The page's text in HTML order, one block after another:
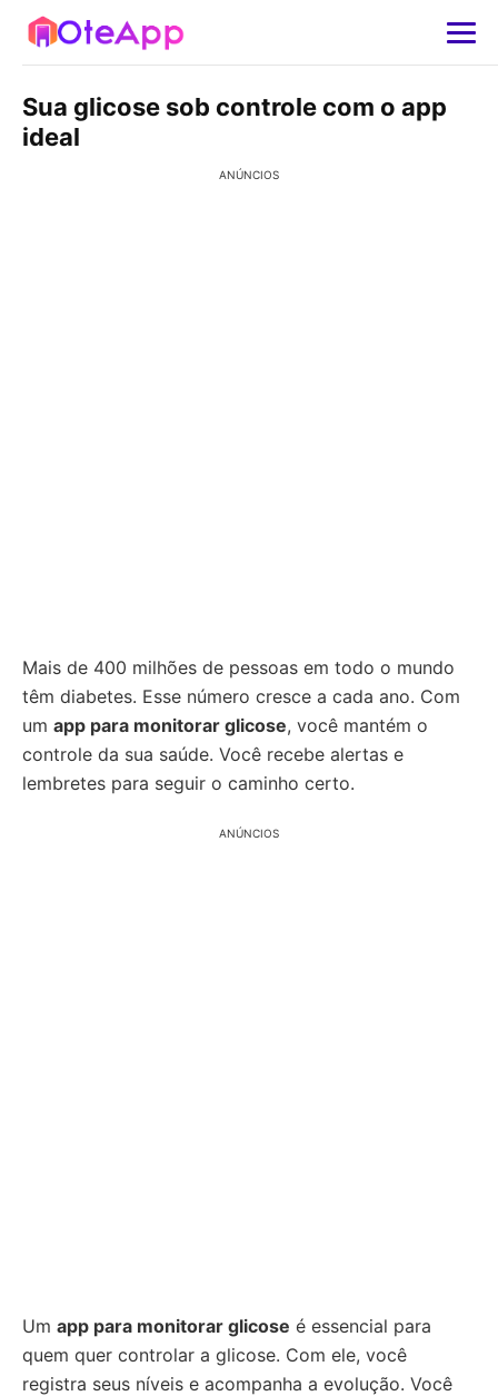
Sua glicose sob controle com o app
ideal
ANÚNCIOS
Mais de 400 milhões de pessoas em todo o mundo
têm diabetes. Esse número cresce a cada ano. Com
um app para monitorar glicose, você mantém o
controle da sua saúde. Você recebe alertas e
lembretes para seguir o caminho certo.
ANÚNCIOS
Um app para monitorar glicose é essencial para
quem quer controlar a glicose. Com ele, você
registra seus níveis e acompanha a evolução. Você